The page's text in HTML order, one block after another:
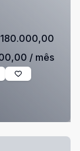
180.000,00
/ mês